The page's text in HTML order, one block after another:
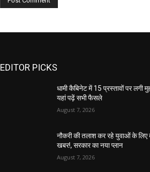
EDITOR PICKS
धामी कैबिनेट में 15 प्रस्तावों पर लगी
यहां पढ़ें सभी फैसले
August 7, 2026
नौकरी की तलाश कर रहे युवाओं के लिए
खबर!, सरकार का नया प्लान
August 7, 2026